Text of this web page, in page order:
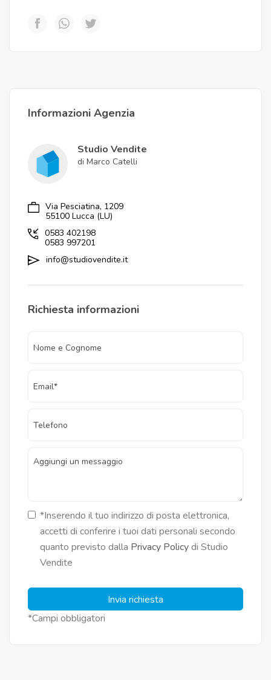
Informazioni Agenzia
Studio Vendite
di Marco Catelli
Via Pesciatina, 1209
55100 Lucca (LU)
0583 402198
0583 997201
info@studiovendite.it
Richiesta informazioni
*Inserendo il tuo indirizzo di posta elettronica,
accetti di conferire i tuoi dati personali secondo
quanto previsto dalla Privacy Policydi Studio
Vendite
Invia richiesta
*Campi obbligatori